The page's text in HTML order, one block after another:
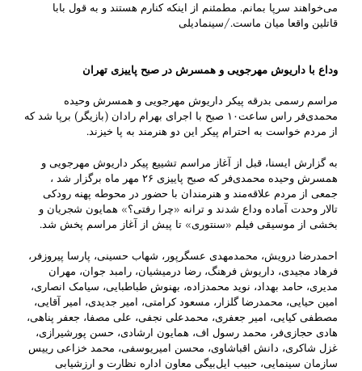
می‌خواهند سرپا بمانم. مطمئنم از اینکه کنارم هستند و به قول بابا
قاتلین واقعا میان ماست./سینمادیلی
وداع با داریوش مهرجویی و همسرش در صبح پاییزی تهران
مراسم رسمی بدرقه پیکر داریوش مهرجویی و همسرش وحیده
محمدی‌فر راس ساعت۱۰ صبح با اجرای بهرام رادان (بازیگر) برپا شد که
از مردم خواست به احترام پیکر این دو هنرمند به پا خیزند.
به گزارش ایسنا، قبل از آغاز مراسم تشییع پیکر داریوش مهرجویی و
همسرش وحیده محمدی‌فر که صبح پاییزی ۲۶ مهر ماه برگزار شد ،
جمعی از مردم علاقه‌مند و هنرمندان با حضور در محوطه پهنه رودکی
تالار وحدت آماده وداع شدند و ترانه «چرا رفتی؟» همایون شجریان و
بخشی از موسیقی فیلم «سنتوری» تا پیش از آغاز مراسم پخش شد.
احمدرضا درویش، محمدمهدی عسگرپور، شهاب حسینی، پارسا پیروزفر،
فرهاد مجیدی، داریوش فرهنگ، رضا درمیشیان، رامبد جوان، مهران
مدیری، حامد بهداد، نوید محمدزاده، بهنوش طباطبایی، سیامک انصاری،
امین حیایی، محمدرضا گلزار، مسعود کرامتی، امیر جدیدی، امیر آقایی،
مصطفی کیایی، امیر جعفری، محمدعلی نجفی، علی مصفا، جعفر پناهی،
هادی حجازی‌فر، محمد رسول اف، همایون ارشادی، حسن پورشیرازی،
غزل شاکری، دانش اقباشاوی، محسن امیریوسفی، محمد خزاعی رییس
سازمان سینمایی، حبیب ایل‌بیگی معاون اداره نظارت و ارزشیابی